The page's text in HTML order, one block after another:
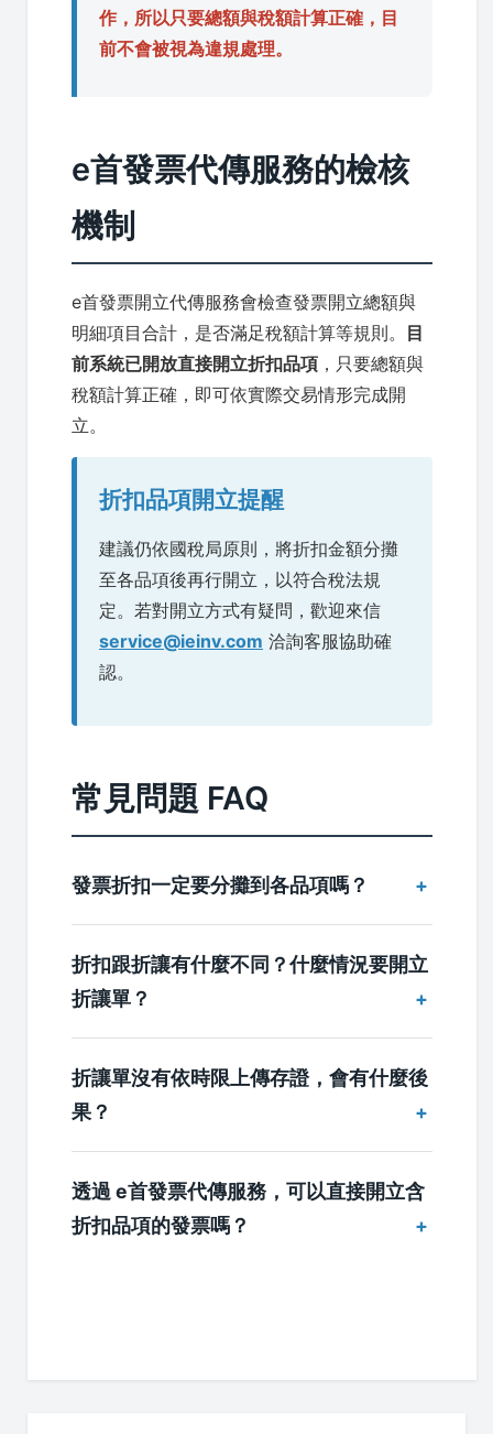
作，所以只要總額與稅額計算正確，目
前不會被視為違規處理。
e首發票代傳服務的檢核
機制
e首發票開立代傳服務會檢查發票開立總額與
明細項目合計，是否滿足稅額計算等規則。 目
前系統已開放直接開立折扣品項 ，只要總額與
稅額計算正確，即可依實際交易情形完成開
立。
折扣品項開立提醒
建議仍依國稅局原則，將折扣金額分攤
至各品項後再行開立，以符合稅法規
定。若對開立方式有疑問，歡迎來信
service@ieinv.com 洽詢客服協助確
認。
常見問題 FAQ
發票折扣一定要分攤到各品項嗎？
折扣跟折讓有什麼不同？什麼情況要開立
折讓單？
折讓單沒有依時限上傳存證，會有什麼後
果？
透過 e首發票代傳服務，可以直接開立含
折扣品項的發票嗎？